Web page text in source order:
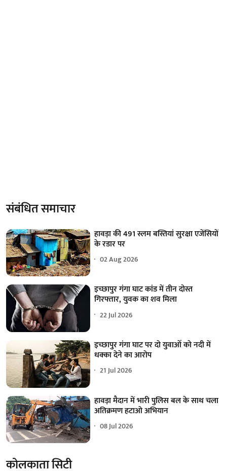
संबंधित समाचार
हावड़ा की 491 स्लम बस्तियां सुरक्षा एजेंसियों
के रडार पर
02 Aug 2026
इच्छापुर गंगा घाट कांड में तीन दोस्त
गिरफ्तार, युवक का शव मिला
22 Jul 2026
इच्छापुर गंगा घाट पर दो युवाओं को नदी में
धक्का देने का आरोप
21 Jul 2026
हावड़ा मैदान में भारी पुलिस बल के साथ चला
अतिक्रमण हटाओ अभियान
08 Jul 2026
कोलकाता सिटी